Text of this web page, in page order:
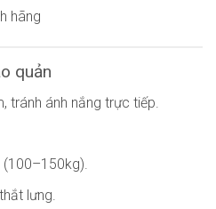
hãng
quản
tránh ánh nắng trực tiếp.
(100–150kg).
lưng.